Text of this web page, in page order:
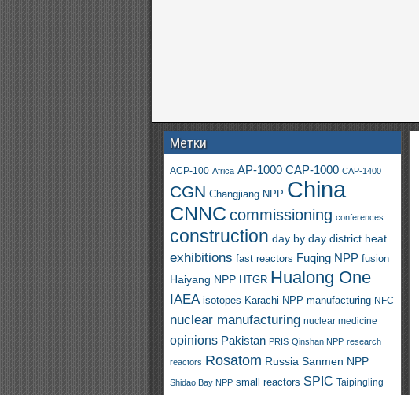
Метки
ACP-100 Africa AP-1000 CAP-1000 CAP-1400
CGN Changjiang NPP China
CNNC commissioning conferences
construction day by day district heat
exhibitions fast reactors Fuqing NPP fusion
Haiyang NPP HTGR Hualong One
IAEA isotopes Karachi NPP manufacturing NFC
nuclear manufacturing nuclear medicine
opinions Pakistan PRIS Qinshan NPP research
reactors Rosatom Russia Sanmen NPP
Shidao Bay NPP small reactors SPIC Taipingling